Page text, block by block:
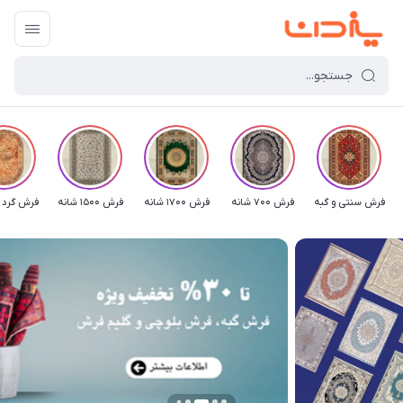
فرش سنتی و گبه فرش 700 شانه فرش 1700 شانه فرش 1500 شانه فرش